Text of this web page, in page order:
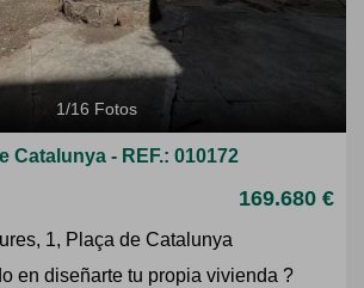
1/16 Fotos
Catalunya - REF.: 010172
169.680 €
1, Plaça de Catalunya
en diseñarte tu propia vivienda ?